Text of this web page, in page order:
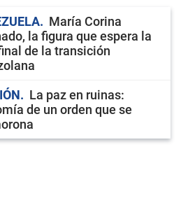
María Corina
la figura que espera la
de la transición
La paz en ruinas:
de un orden que se